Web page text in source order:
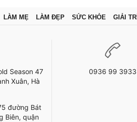
LÀM MẸ LÀM ĐẸP SỨC KHỎE GIẢI TRÍ
Season 47
Xuân, Hà
đường Bát
Biên, quận
0936 99 3933